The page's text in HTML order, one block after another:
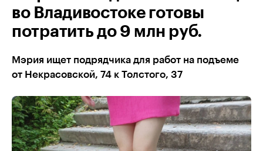
во Владивостоке готовы
потратить до 9 млн руб.
Мэрия ищет подрядчика для работ на подъеме
от Некрасовской, 74 к Толстого, 37